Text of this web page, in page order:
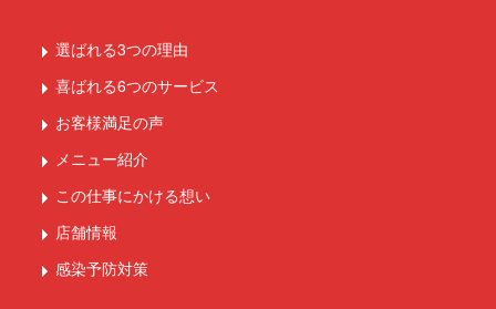
選ばれる3つの理由
喜ばれる6つのサービス
お客様満足の声
メニュー紹介
この仕事にかける想い
店舗情報
感染予防対策